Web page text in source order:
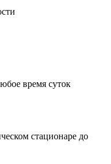
время суток
стационаре до